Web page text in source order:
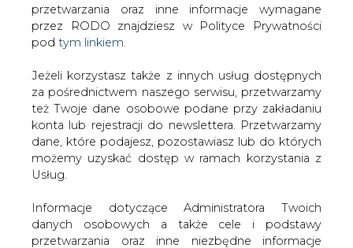
WŁĄCZ CIRE.TV
przetwarzania oraz inne informacje wymagane
przez RODO znajdziesz w Polityce Prywatności
pod tym linkiem.
Jeżeli korzystasz także z innych usług dostępnych
za pośrednictwem naszego serwisu, przetwarzamy
też Twoje dane osobowe podane przy zakładaniu
konta lub rejestracji do newslettera. Przetwarzamy
dane, które podajesz, pozostawiasz lub do których
możemy uzyskać dostęp w ramach korzystania z
Usług.
Informacje dotyczące Administratora Twoich
danych osobowych a także cele i podstawy
przetwarzania oraz inne niezbędne informacje
Strona główna
SERWIS INFORMACYJNY CIRE
Wizyta Putina już dziś
2002-01-15 00:00
skomentuj
udostępnij: